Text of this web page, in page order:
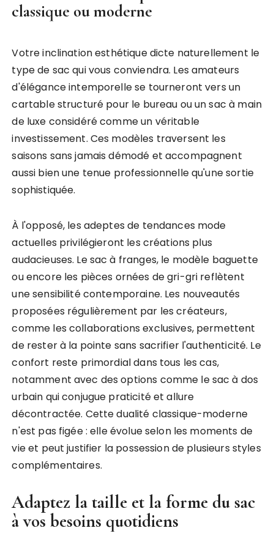
classique ou moderne
Votre inclination esthétique dicte naturellement le
type de sac qui vous conviendra. Les amateurs
d'élégance intemporelle se tourneront vers un
cartable structuré pour le bureau ou un sac à main
de luxe considéré comme un véritable
investissement. Ces modèles traversent les
saisons sans jamais démodé et accompagnent
aussi bien une tenue professionnelle qu'une sortie
sophistiquée.
À l'opposé, les adeptes de tendances mode
actuelles privilégieront les créations plus
audacieuses. Le sac à franges, le modèle baguette
ou encore les pièces ornées de gri-gri reflètent
une sensibilité contemporaine. Les nouveautés
proposées régulièrement par les créateurs,
comme les collaborations exclusives, permettent
de rester à la pointe sans sacrifier l'authenticité. Le
confort reste primordial dans tous les cas,
notamment avec des options comme le sac à dos
urbain qui conjugue praticité et allure
décontractée. Cette dualité classique-moderne
n'est pas figée : elle évolue selon les moments de
vie et peut justifier la possession de plusieurs styles
complémentaires.
Adaptez la taille et la forme du sac
à vos besoins quotidiens